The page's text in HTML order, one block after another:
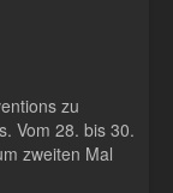
zu
Vom 28. bis 30.
zweiten Mal